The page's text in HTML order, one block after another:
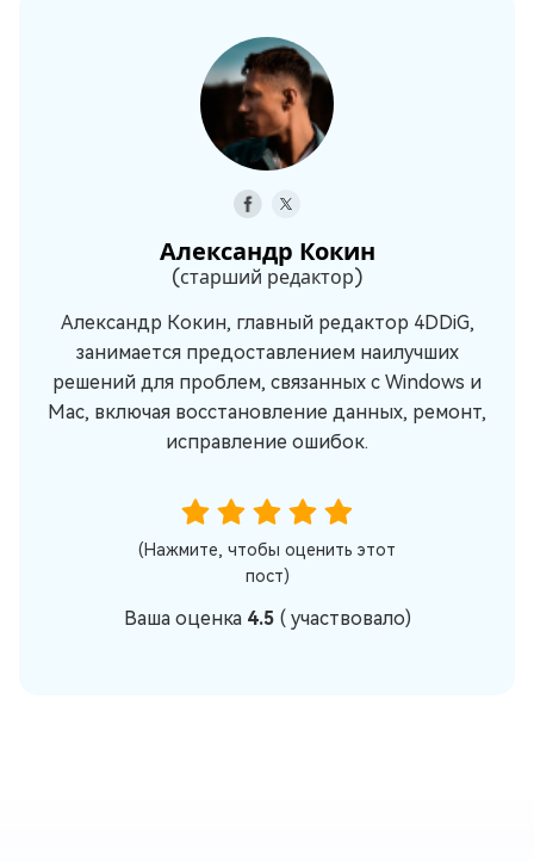
Александр Кокин
(старший редактор)
Александр Кокин, главный редактор 4DDiG,
занимается предоставлением наилучших
решений для проблем, связанных с Windows и
Mac, включая восстановление данных, ремонт,
исправление ошибок.
(Нажмите, чтобы оценить этот
пост)
Ваша оценка 4.5 ( участвовало)